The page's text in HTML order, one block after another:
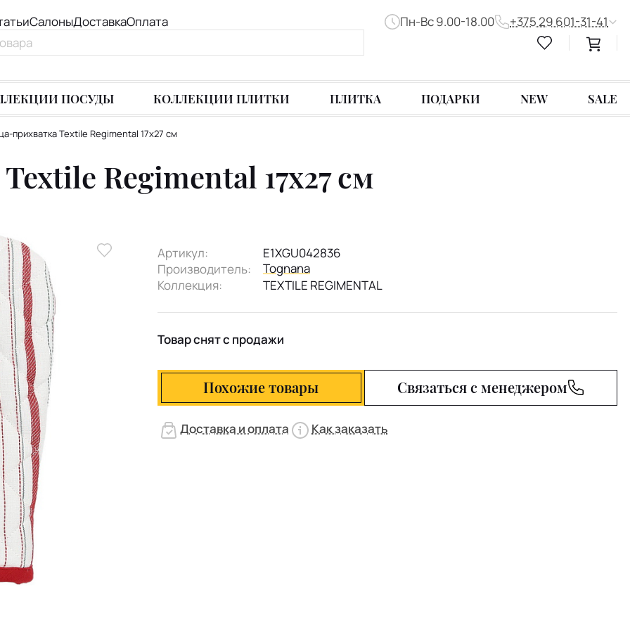
СалоныДоставкаОплата Пн-Вс 9.00-18.00 +375 29 601-31-41
ПОСУДЫ КОЛЛЕКЦИИ ПЛИТКИ ПЛИТКА ПОДАРКИ NEW SALE
прихватка Textile Regimental 17х27 см
Regimental 17х27 см
Артикул:
E1XGU042836
Производитель:
Tognana
Коллекция:
TEXTILE REGIMENTAL
Товар снят с продажи
Похожие товары Связаться с менеджером
Доставка и оплата Как заказать